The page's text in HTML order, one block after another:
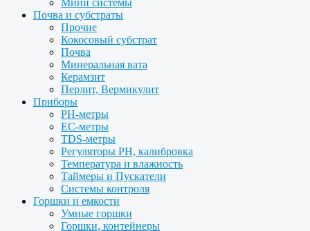
Мини системы
Почва и субстраты
Прочие
Кокосовый субстрат
Почва
Минеральная вата
Керамзит
Перлит, Вермикулит
Приборы
PH-метры
EC-метры
TDS-метры
Регуляторы PH, калибровка
Температура и влажность
Таймеры и Пускатели
Системы контроля
Горшки и емкости
Умные горшки
Горшки, контейнеры